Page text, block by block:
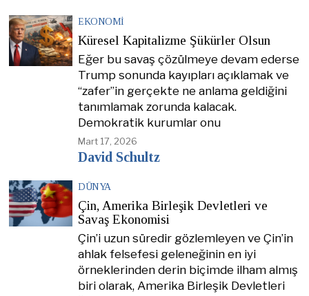
EKONOMI
Küresel Kapitalizme Şükürler Olsun
Eğer bu savaş çözülmeye devam ederse
Trump sonunda kayıpları açıklamak ve
“zafer”in gerçekte ne anlama geldiğini
tanımlamak zorunda kalacak.
Demokratik kurumlar onu
Mart 17, 2026
David Schultz
DÜNYA
Çin, Amerika Birleşik Devletleri ve
Savaş Ekonomisi
Çin’i uzun süredir gözlemleyen ve Çin’in
ahlak felsefesi geleneğinin en iyi
örneklerinden derin biçimde ilham almış
biri olarak, Amerika Birleşik Devletleri